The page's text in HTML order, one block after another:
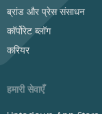
ब्रांड और प्रेस संसाधन
कॉर्पोरेट ब्लॉग
करियर
हमारी सेवाएँ